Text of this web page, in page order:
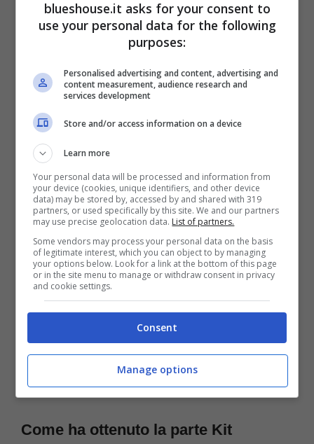
Grande Inverno e Protettore del Nord.
Proprio per questo motivo a Jon viene
secondo la tradizione viene dato questo
appellativo ai figli illegittimi del Nord di alto
lignaggio.
Nel corso delle stagioni, però, si scopre che
Jon Snow è il figlio della sorella minore di
principe Rhaegar Targaryen,diventando
così di fatto il legittimo erede al trono. La
storia di Jon Snow diventa dunque sempre
più appassionante, anche se il merito del suo
successo va anche all’attore che lo ha
interpretato, Kit Harington.
Come ha ottenuto la parte Kit
blueshouse.it asks for your consent to
use your personal data for the following
purposes:
Personalised advertising and content, advertising and
content measurement, audience research and
services development
Store and/or access information on a device
Learn more
Your personal data will be processed and information from
your device (cookies, unique identifiers, and other device
data) may be stored by, accessed by and shared with 319
partners, or used specifically by this site. We and our partners
may use precise geolocation data. List of partners.
Some vendors may process your personal data on the basis
of legitimate interest, which you can object to by managing
your options below. Look for a link at the bottom of this page
or in the site menu to manage or withdraw consent in privacy
and cookie settings.
Consent
Manage options